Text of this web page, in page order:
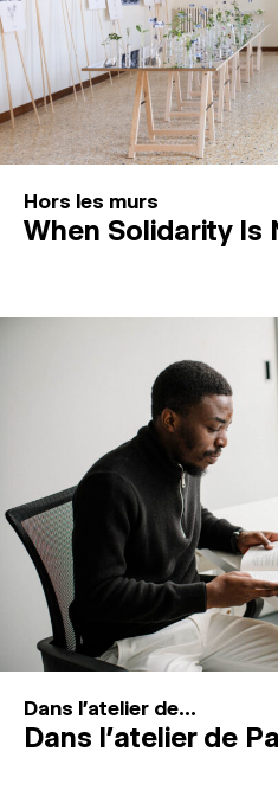
Hors les murs
When Solidarity
Dans l'atelier de...
Dans l’atelier de